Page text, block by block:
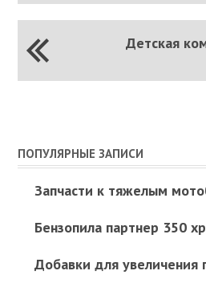
Детская
ПОПУЛЯРНЫЕ ЗАПИСИ
Запчасти к тяжелым
Бензопила партнер 350
Добавки для увеличения